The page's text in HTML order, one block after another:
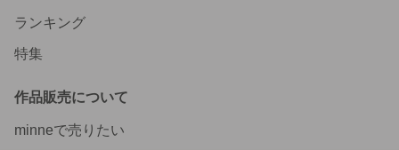
ランキング
特集
作品販売について
minneで売りたい